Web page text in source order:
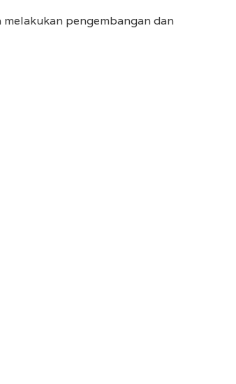
pengembangan dan